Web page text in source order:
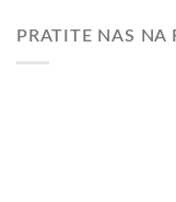
PRATITE NAS NA